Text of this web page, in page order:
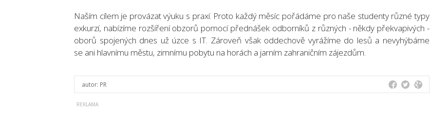
Naším cílem je provázat výuku s praxí. Proto každý měsíc pořádáme pro naše studenty různé typy
exkurzí, nabízíme rozšíření obzorů pomocí přednášek odborníků z různých - někdy překvapivých -
oborů spojených dnes už úzce s IT. Zároveň však oddechově vyrážíme do lesů a nevyhýbáme
se ani hlavnímu městu, zimnímu pobytu na horách a jarním zahraničním zájezdům.
autor: PR